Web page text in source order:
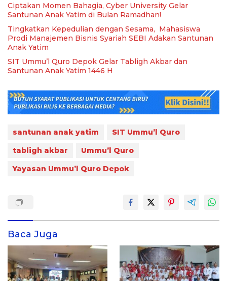
Ciptakan Momen Bahagia, Cyber University Gelar
Santunan Anak Yatim di Bulan Ramadhan!
Tingkatkan Kepedulian dengan Sesama, Mahasiswa
Prodi Manajemen Bisnis Syariah SEBI Adakan Santunan
Anak Yatim
SIT Ummu’l Quro Depok Gelar Tabligh Akbar dan
Santunan Anak Yatim 1446 H
santunan anak yatim
SIT Ummu’l Quro
tabligh akbar
Ummu’l Quro
Yayasan Ummu’l Quro Depok
Baca Juga